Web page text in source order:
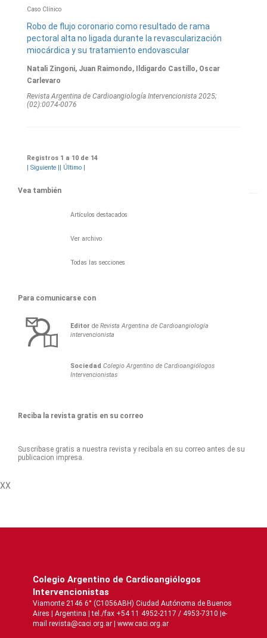
Caso Clínico
Robo de flujo coronario como resultado de rama
pectoral alta no ligada durante la revascularización
miocárdica y su tratamiento endovascular
Natali Zingoni, Juan Raimondo, Ildigardo Castillo, Oscar
Carlevaro
Revista Argentina de Cardioangiologí­a Intervencionista 2025;
(02):0074-0076
Registros 1 a 10 de 14
| Siguiente || Último |
Vea también
Artículos destacados
Ver archivo
Todas las secciones
Para comunicarse con
Editor deRevista Argentina de Cardioangiología
intervencionista
Sociedad Colegio Argentino de Cardioangiólogos
Intervencionistas
Reciba la revista gratis en su correo
Suscribase gratis a nuestra revista y recibala en su correo antes de su
publicacion impresa.
XX
Colegio Argentino de Cardioangiólogos
Intervencionistas
Viamonte 2146 6° (C1056ABH) Ciudad Autónoma de Buenos
Aires | Argentina | tel./fax +54 11 4952-2117 / 4953-7310 |e-
mail revista@caci.org.ar | www.caci.org.ar